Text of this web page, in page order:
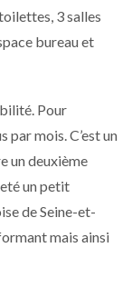
3 salles
bureau et
Pour
par mois. C’est un
un deuxième
un petit
de Seine-et-
mais ainsi